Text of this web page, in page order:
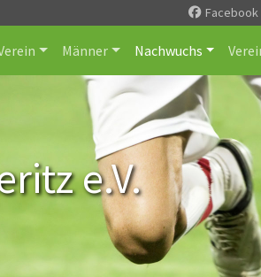
Facebook
Männer Nachwuchs
e.V.